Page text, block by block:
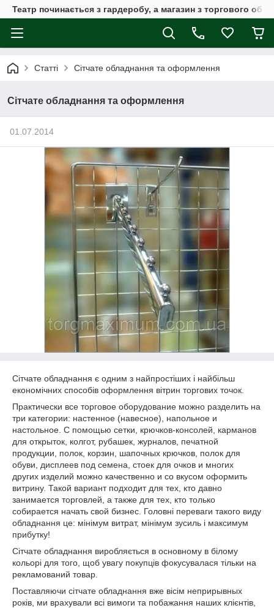
Театр починається з гардеробу, а магазин з торгового
Статті Сітчате обладнання та оформлення
Сітчате обладнання та оформлення
01.07.2014
Сітчате обладнання є одним з найпростіших і найбільш
економічних способів оформлення вітрин торгових точок.
Практически все торговое оборудование можно разделить на
три категории: настенное (навесное), напольное и
настольное. С помощью сетки, крючков-консолей, карманов
для открыток, колгот, рубашек, журналов, печатной
продукции, полок, корзин, шапочных крючков, полок для
обуви, дисплеев под семена, стоек для очков и многих
других изделий можно качественно и со вкусом оформить
витрину. Такой вариант подходит для тех, кто давно
занимается торговлей, а также для тех, кто только
собирается начать свой бизнес. Головні переваги такого виду
обладнання це: мінімум витрат, мінімум зусиль і максимум
прибутку!
Сітчате обладнання виробляється в основному в білому
кольорі для того, щоб увагу покупців фокусувалася тільки на
рекламований товар.
Поставляючи сітчате обладнання вже вісім неприрывных
років, ми врахували всі вимоги та побажання наших клієнтів,